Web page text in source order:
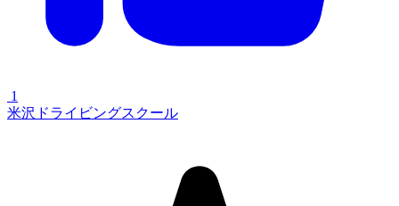
1
米沢ドライビングスクール